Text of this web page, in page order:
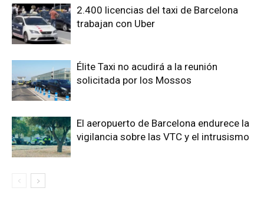
2.400 licencias del taxi de Barcelona
trabajan con Uber
Élite Taxi no acudirá a la reunión
solicitada por los Mossos
El aeropuerto de Barcelona endurece la
vigilancia sobre las VTC y el intrusismo